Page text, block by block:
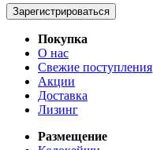
Зарегистрироваться
Покупка
О нас
Свежие поступления
Акции
Доставка
Лизинг
Размещение